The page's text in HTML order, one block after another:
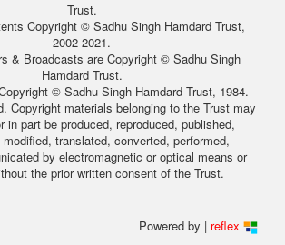
Trust.
Copyright © Sadhu Singh Hamdard Trust,
2002-2021.
& Broadcasts are Copyright © Sadhu Singh
Hamdard Trust.
© Sadhu Singh Hamdard Trust, 1984.
Copyright materials belonging to the Trust may
in part be produced, reproduced, published,
modified, translated, converted, performed,
by electromagnetic or optical means or
the prior written consent of the Trust.
Powered by | reflex